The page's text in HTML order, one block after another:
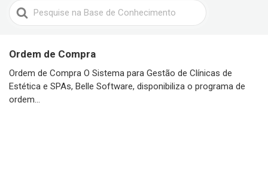
Search
For
Ordem de Compra
Ordem de Compra O Sistema para Gestão de Clínicas de
Estética e SPAs, Belle Software, disponibiliza o programa de
ordem...